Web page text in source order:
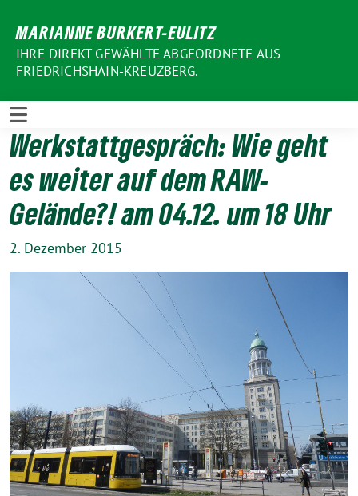
zum
Inhalt
MARIANNE BURKERT-EULITZ
IHRE DIREKT GEWÄHLTE ABGEORDNETE AUS
FRIEDRICHSHAIN-KREUZBERG.
Werkstattgespräch: Wie geht
es weiter auf dem RAW-
Gelände?! am 04.12. um 18 Uhr
2. Dezember 2015